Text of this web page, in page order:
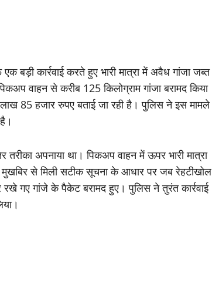
बड़ी कार्रवाई करते हुए भारी मात्रा में अवैध गांजा जब्त
वाहन से करीब 125 किलोग्राम गांजा बरामद किया
85 हजार रुपए बताई जा रही है। पुलिस ने इस मामले
अपनाया था। पिकअप वाहन में ऊपर भारी मात्रा
से मिली सटीक सूचना के आधार पर जब रेहटीखोल
गए गांजे के पैकेट बरामद हुए। पुलिस ने तुरंत कार्रवाई